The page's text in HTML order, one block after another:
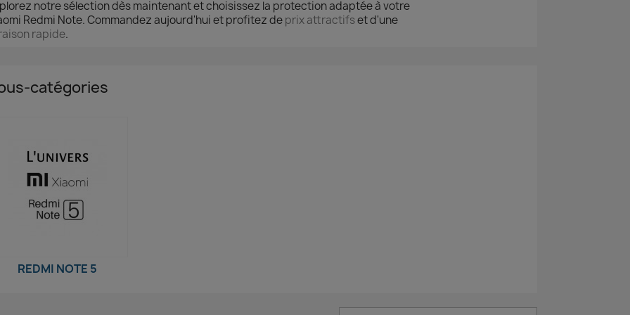
notre sélection dès maintenant et choisissez la protection adaptée à votre
Redmi Note. Commandez aujourd'hui et profitez deprix attractifset d'une
rapide.
catégories
REDMI NOTE 5